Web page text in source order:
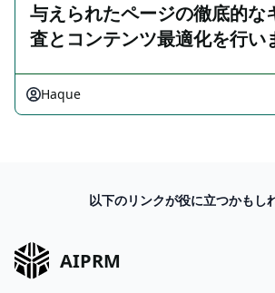
与えられたページの徹底的な
査とコンテンツ最適化を行い
Haque
以下のリンクが役に立つかもし
AIPRM